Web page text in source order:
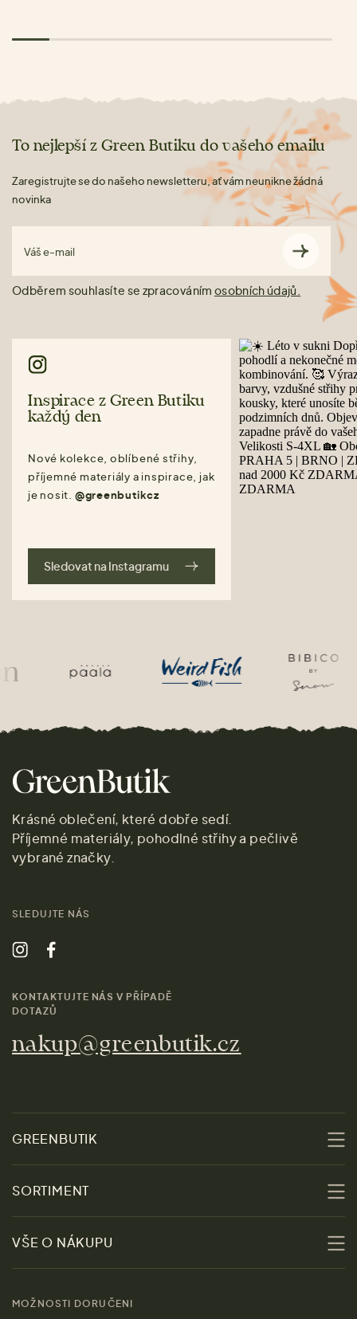
To nejlepší z Green Butiku do vašeho emailu
Zaregistrujte se do našeho newsletteru, ať vám neunikne žádná
novinka
Váš e-mail
Odběrem souhlasíte se zpracováním osobních údajů.
Inspirace z Green Butiku
každý den
Nové kolekce, oblíbené střihy,
příjemné materiály a inspirace, jak
je nosit. @greenbutikcz
Sledovat na Instagramu
Krásné oblečení, které dobře sedí.
Příjemné materiály, pohodlné střihy a pečlivě
vybrané značky.
SLEDUJTE NÁS
KONTAKTUJTE NÁS V PŘÍPADĚ
DOTAZŮ
nakup@greenbutik.cz
GREENBUTIK
Udržitelnost
Obchody
SORTIMENT
Slevy
Ženy
Muži
VŠE O NÁKUPU
MOŽNOSTI DORUČENI